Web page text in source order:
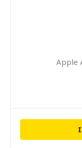
Apple